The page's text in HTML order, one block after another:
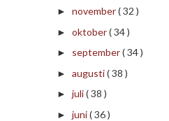
► november( 32 )
► oktober( 34 )
► september( 34 )
► augusti( 38 )
► juli( 38 )
► juni( 36 )